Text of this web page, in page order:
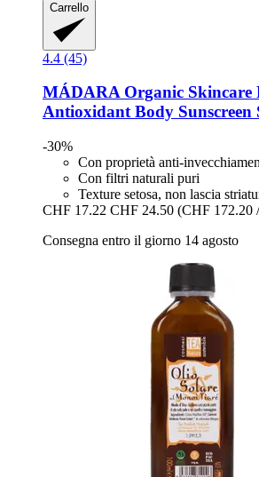
Carrello
4.4 (45)
MÁDARA Organic Skincare
Antioxidant Body Sunscreen
-30%
Con proprietà anti-
Con filtri naturali puri
Texture setosa, non lascia
CHF 17.22 CHF 24.50 (CHF 172.20
Consegna entro il giorno 14 agosto